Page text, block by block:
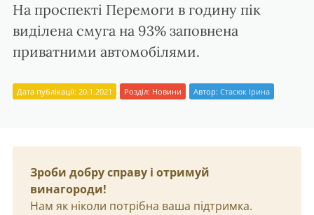
На проспекті Перемоги в годину пік
виділена смуга на 93% заповнена
приватними автомобілями.
Дата публікації: 20.1.2021 Розділ: Новини Автор: Стасюк Ірина
Зроби добру справу і отримуй
винагороди!
Нам як ніколи потрібна ваша підтримка.